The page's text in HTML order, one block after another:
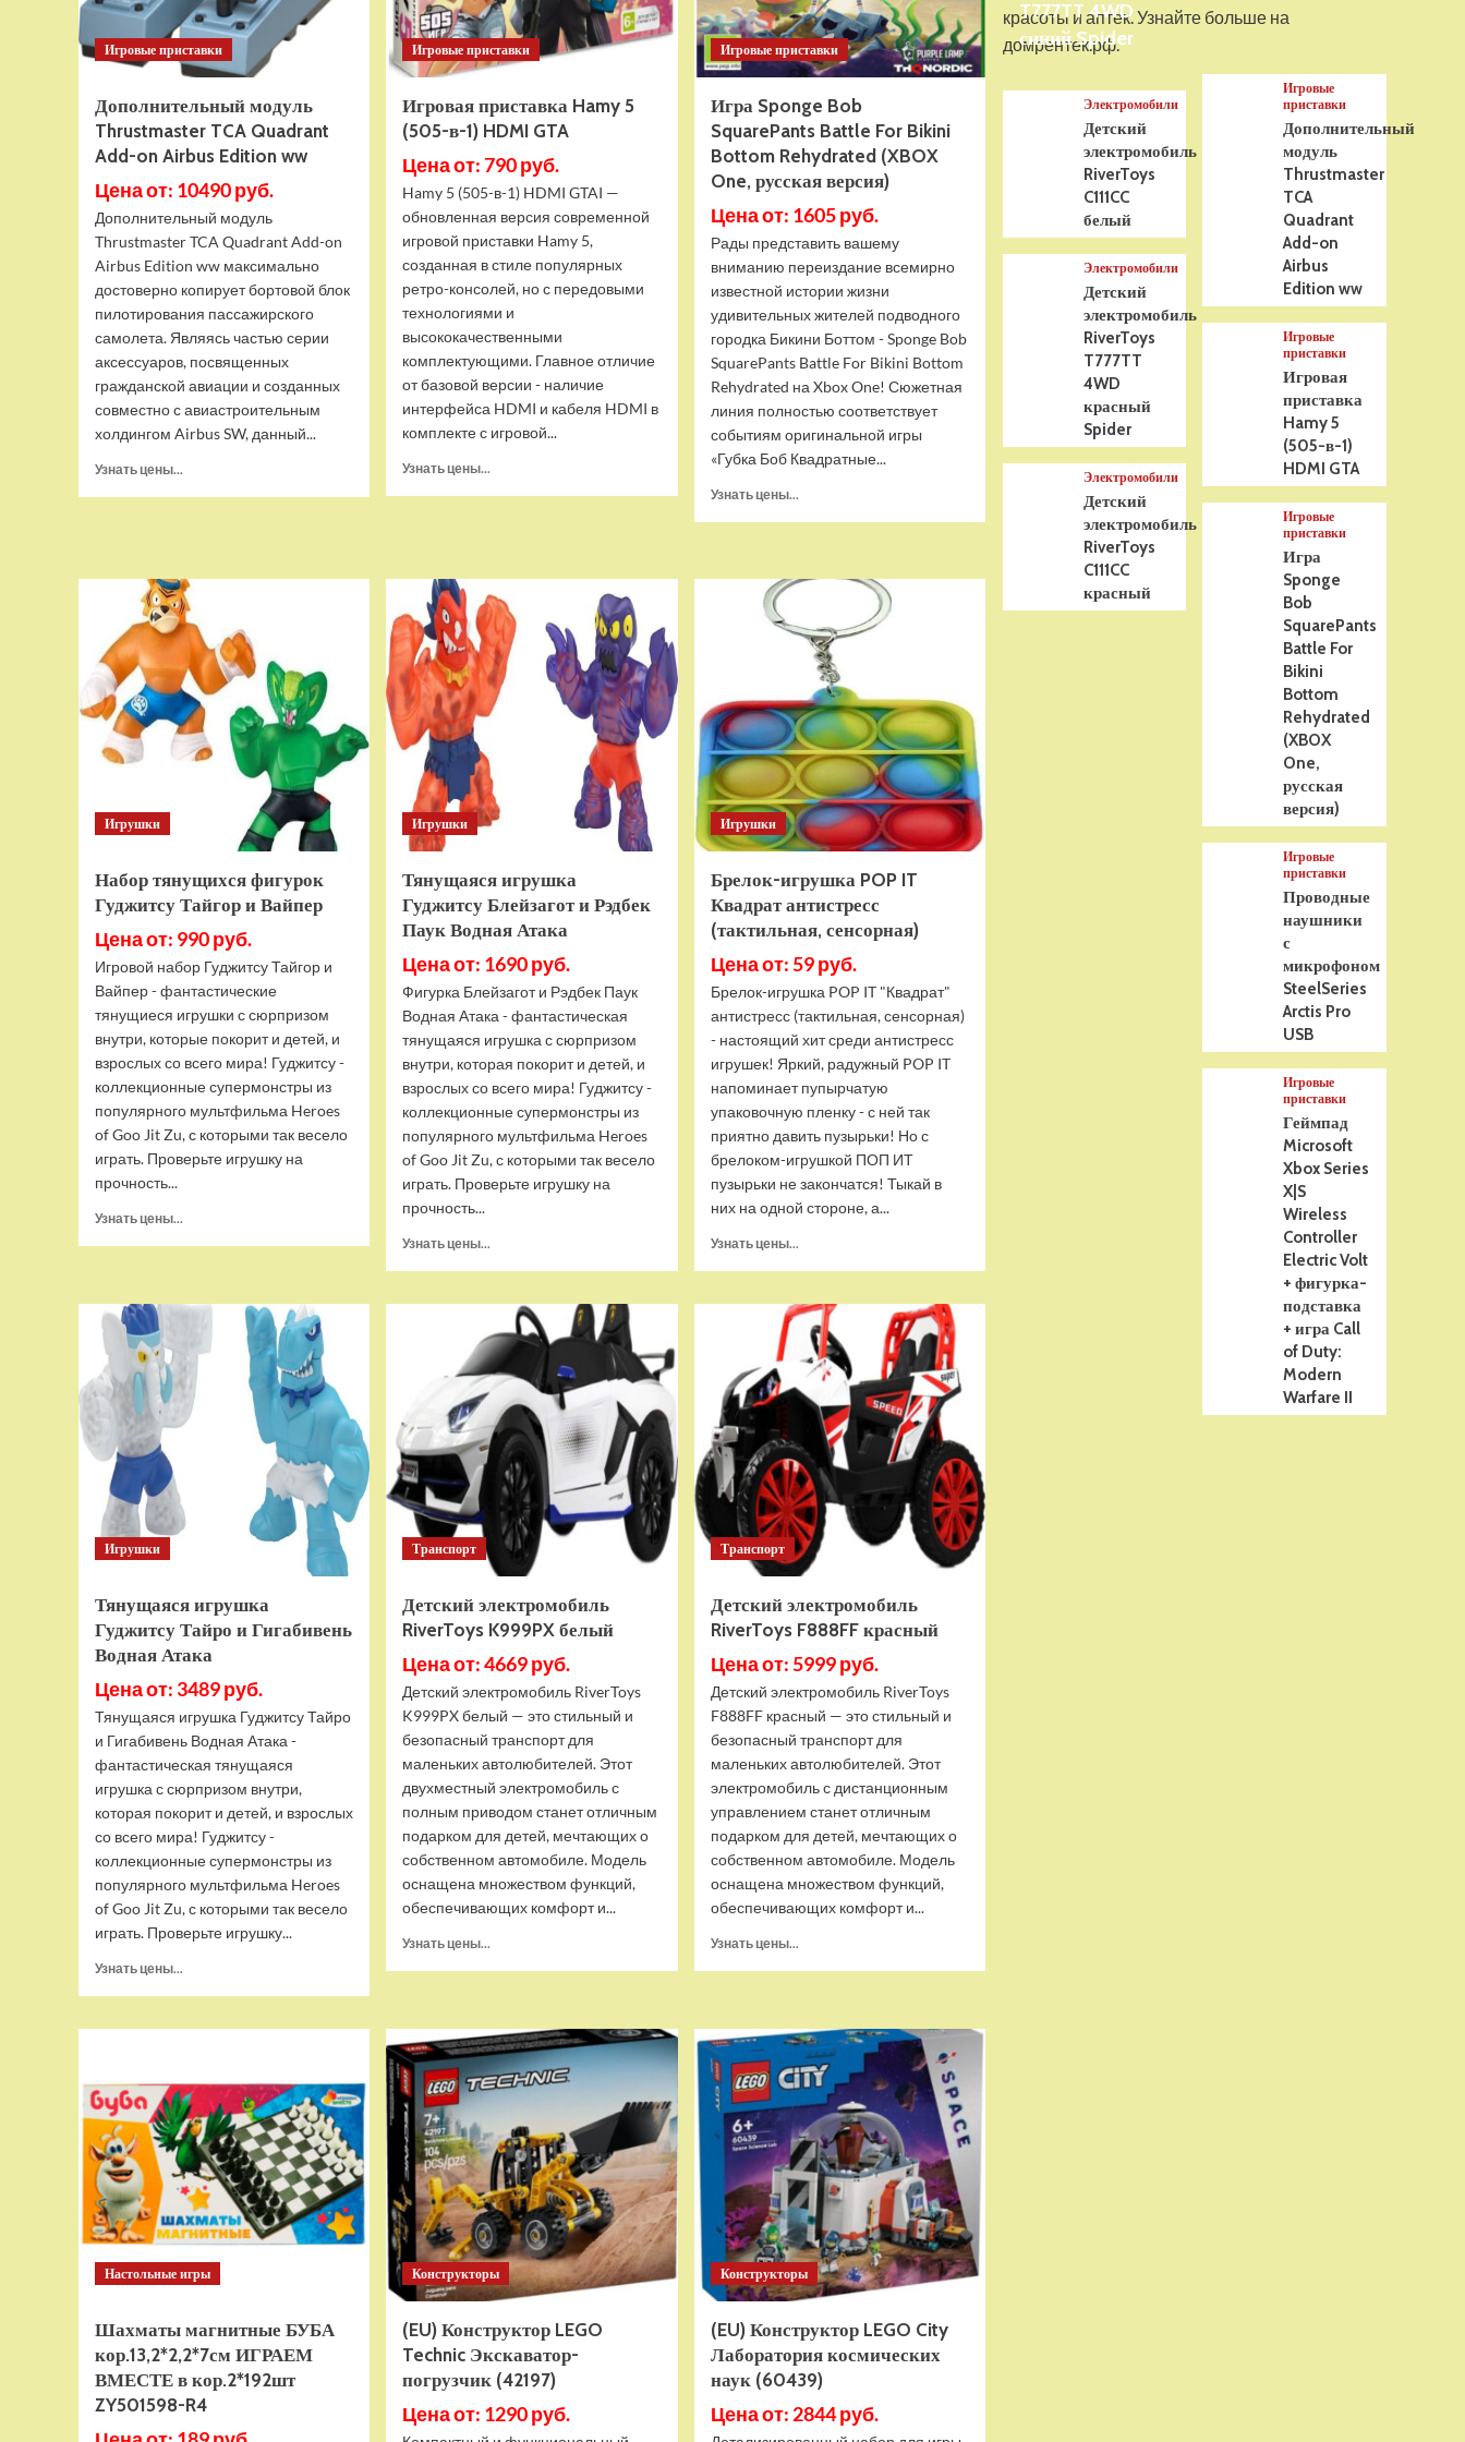
5
На радиоуправлении
(Германия) HC (для ИК
танкового боя) V3 2.4G
RTR, TG3848-1HC-IR3.0
Игровые приставки
Дополнительный модуль
Thrustmaster TCA Quadrant
Add-on Airbus Edition ww
Цена от: 10490 руб.
Дополнительный модуль
Thrustmaster TCA Quadrant Add-on
Airbus Edition ww максимально
достоверно копирует бортовой блок
пилотирования пассажирского
самолета. Являясь частью серии
аксессуаров, посвященных
гражданской авиации и созданных
совместно с авиастроительным
холдингом Airbus SW, данный...
Узнать цены...
TCA
Quadrant
Add-
on
Airbus
Edition
ww
Игровые приставки
Игровая приставка Hamy 5
(505-в-1) HDMI GTA
Цена от: 790 руб.
Hamy 5 (505-в-1) HDMI GTAI —
обновленная версия современной
игровой приставки Hamy 5,
созданная в стиле популярных
ретро-консолей, но с передовыми
технологиями и
высококачественными
комплектующими. Главное отличие
от базовой версии - наличие
интерфейса HDMI и кабеля HDMI в
комплекте с игровой...
Узнать цены...
(505-
в-1)
HDMI
GTA
Игровые приставки
Игра Sponge Bob
SquarePants Battle For Bikini
Bottom Rehydrated (XBOX
One, русская версия)
Цена от: 1605 руб.
Рады представить вашему
вниманию переиздание всемирно
известной истории жизни
удивительных жителей подводного
городка Бикини Боттом - Sponge Bob
SquarePants Battle For Bikini Bottom
Rehydrated на Xbox One! Сюжетная
линия полностью соответствует
событиям оригинальной игры
«Губка Боб Квадратные...
Узнать цены...
SquarePants
Battle
For
Bikini
Bottom
Rehydrated
(XBOX
One,
русская
версия)
Игрушки
Набор тянущихся фигурок
Гуджитсу Тайгор и Вайпер
Цена от: 990 руб.
Игровой набор Гуджитсу Тайгор и
Вайпер - фантастические
тянущиеся игрушки с сюрпризом
внутри, которые покорит и детей, и
взрослых со всего мира! Гуджитсу -
коллекционные супермонстры из
популярного мультфильма Heroes
of Goo Jit Zu, с которыми так весело
играть. Проверьте игрушку на
прочность...
Узнать цены...
Гуджитсу
Вайпер
Игрушки
Тянущаяся игрушка
Гуджитсу Блейзагот и Рэдбек
Паук Водная Атака
Цена от: 1690 руб.
Фигурка Блейзагот и Рэдбек Паук
Водная Атака - фантастическая
тянущаяся игрушка с сюрпризом
внутри, которая покорит и детей, и
взрослых со всего мира! Гуджитсу -
коллекционные супермонстры из
популярного мультфильма Heroes
of Goo Jit Zu, с которыми так весело
играть. Проверьте игрушку на
прочность...
Узнать цены...
Тянущаяся
игрушка
Гуджитсу
Блейзагот
Рэдбек
Паук
Водная
Атака
Игрушки
Брелок-игрушка POP IT
Квадрат антистресс
(тактильная, сенсорная)
Цена от: 59 руб.
Брелок-игрушка POP IT "Квадрат"
антистресс (тактильная, сенсорная)
- настоящий хит среди антистресс
игрушек! Яркий, радужный POP IT
напоминает пупырчатую
упаковочную пленку - с ней так
приятно давить пузырьки! Но с
брелоком-игрушкой ПОП ИТ
пузырьки не закончатся! Тыкай в
них на одной стороне, а...
Узнать цены...
Брелок-
игрушка
POP
IT
Квадрат
антистресс
(тактильная,
сенсорная)
Игрушки
Тянущаяся игрушка
Гуджитсу Тайро и Гигабивень
Водная Атака
Цена от: 3489 руб.
Тянущаяся игрушка Гуджитсу Тайро
и Гигабивень Водная Атака -
фантастическая тянущаяся
игрушка с сюрпризом внутри,
которая покорит и детей, и взрослых
со всего мира! Гуджитсу -
коллекционные супермонстры из
популярного мультфильма Heroes
of Goo Jit Zu, с которыми так весело
играть. Проверьте игрушку...
Узнать цены...
Тянущаяся
Тайро
и
Гигабивень
Водная
Атака
Транспорт
Детский электромобиль
RiverToys K999PX белый
Цена от: 4669 руб.
Детский электромобиль RiverToys
K999PX белый — это стильный и
безопасный транспорт для
маленьких автолюбителей. Этот
двухместный электромобиль с
полным приводом станет отличным
подарком для детей, мечтающих о
собственном автомобиле. Модель
оснащена множеством функций,
обеспечивающих комфорт и...
Узнать цены...
RiverToys
K999PX
белый
Транспорт
Детский электромобиль
RiverToys F888FF красный
Цена от: 5999 руб.
Детский электромобиль RiverToys
F888FF красный — это стильный и
безопасный транспорт для
маленьких автолюбителей. Этот
электромобиль с дистанционным
управлением станет отличным
подарком для детей, мечтающих о
собственном автомобиле. Модель
оснащена множеством функций,
обеспечивающих комфорт и...
Узнать цены...
RiverToys
F888FF
красный
Настольные игры
Шахматы магнитные БУБА
кор.13,2*2,2*7см ИГРАЕМ
ВМЕСТЕ в кор.2*192шт
ZY501598-R4
Конструкторы
(EU) Конструктор LEGO
Technic Экскаватор-
погрузчик (42197)
Цена от: 1290 руб.
Конструкторы
(EU) Конструктор LEGO City
Лаборатория космических
наук (60439)
Цена от: 2844 руб.
красоты и аптек. Узнайте больше на
домрентек.рф.
T777TT 4WD
синий Spider
Электромобили
Детский
электромобиль
RiverToys
C111CC
белый
Электромобили
Детский
электромобиль
RiverToys
T777TT
4WD
красный
Spider
Электромобили
Детский
электромобиль
RiverToys
C111CC
красный
Игровые
приставки
Дополнительный
модуль
Thrustmaster
TCA
Quadrant
Add-on
Airbus
Edition ww
Игровые
приставки
Игровая
приставка
Hamy 5
(505-в-1)
HDMI GTA
Игровые
приставки
Игра
Sponge
Bob
SquarePants
Battle For
Bikini
Bottom
Rehydrated
(XBOX
One,
русская
версия)
Игровые
приставки
Проводные
наушники
с
микрофоном
SteelSeries
Arctis Pro
USB
Игровые
приставки
Геймпад
Microsoft
Xbox Series
X|S
Wireless
Controller
Electric Volt
+ фигурка-
подставка
+ игра Call
of Duty:
Modern
Warfare II